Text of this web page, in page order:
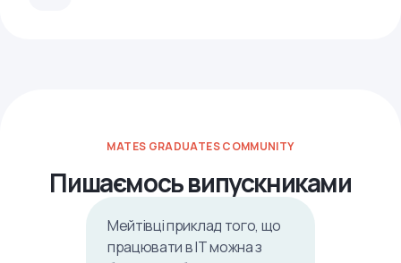
MATES GRADUATES COMMUNITY
Пишаємось випускниками
Мейтівці приклад того, що
працювати в ІТ можна з